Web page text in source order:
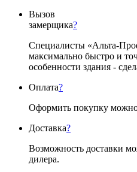
Вызов
замерщика?
Специалисты «Альта-
максимально быстро и
особенности здания -
Оплата?
Оформить покупку можно
Доставка?
Возможность доставки
дилера.